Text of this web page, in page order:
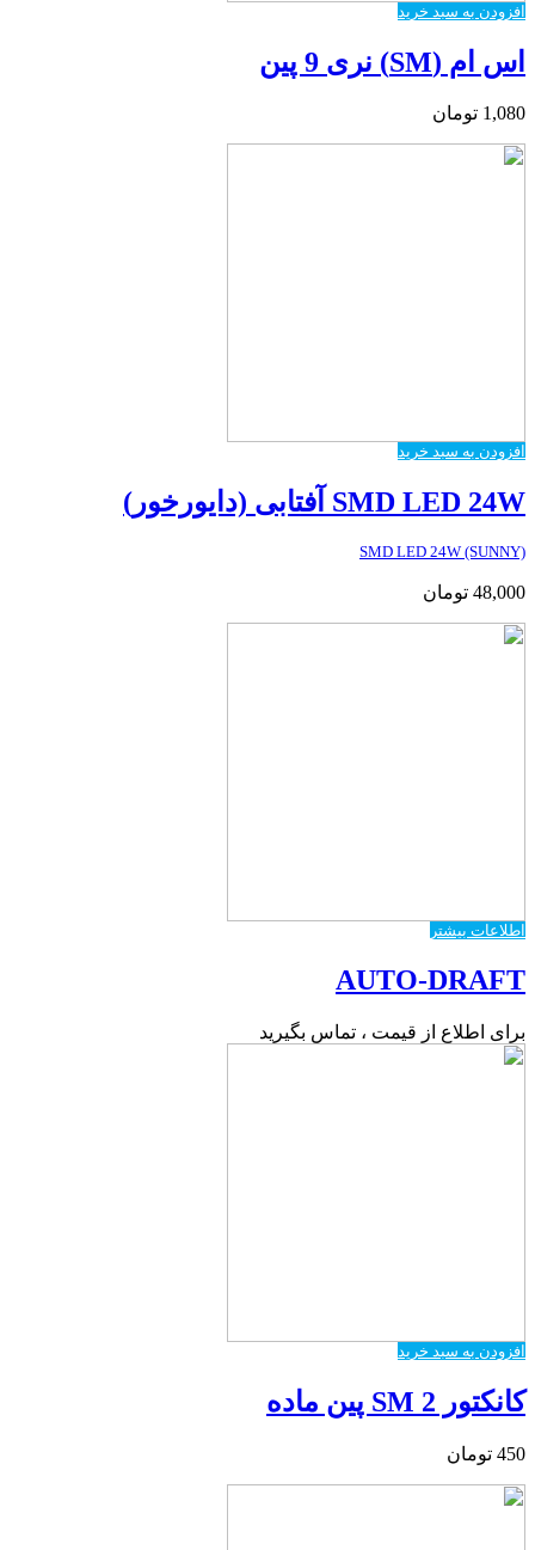
افزودن به سبد خرید
اس ام (SM) نری 9 پین
1,080 تومان
افزودن به سبد خرید
SMD LED 24W آفتابی (دایورخور)
SMD LED 24W (SUNNY)
48,000 تومان
اطلاعات بیشتر
AUTO-DRAFT
برای اطلاع از قیمت ، تماس بگیرید
افزودن به سبد خرید
کانکتور SM 2 پین ماده
450 تومان